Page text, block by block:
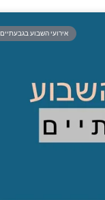
אירועי השבוע בגבעתיים